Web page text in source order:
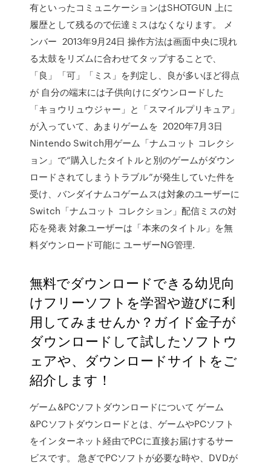
有といったコミュニケーションはSHOTGUN 上に
履歴として残るので伝達ミスはなくなります。 メ
ンバー 2013年9月24日 操作方法は画面中央に現れ
る太鼓をリズムに合わせてタップすることで、
「良」「可」「ミス」を判定し、良が多いほど得点
が 自分の端末には子供向けにダウンロードした
「キョウリュウジャー」と「スマイルプリキュア」
が入っていて、あまりゲームを 2020年7月3日
Nintendo Switch用ゲーム「ナムコット コレクシ
ョン」で“購入したタイトルと別のゲームがダウン
ロードされてしまうトラブル”が発生していた件を
受け、バンダイナムコゲームスは対象のユーザーに
Switch「ナムコット コレクション」配信ミスの対
応を発表 対象ユーザーは「本来のタイトル」を無
料ダウンロード可能に ユーザーNG管理.
無料でダウンロードできる幼児向
けフリーソフトを学習や遊びに利
用してみませんか？ガイド金子が
ダウンロードして試したソフトウ
ェアや、ダウンロードサイトをご
紹介します！
ゲーム&PCソフトダウンロードについて ゲーム
&PCソフトダウンロードとは、ゲームやPCソフト
をインターネット経由でPCに直接お届けするサー
ビスです。 急ぎでPCソフトが必要な時や、DVDが